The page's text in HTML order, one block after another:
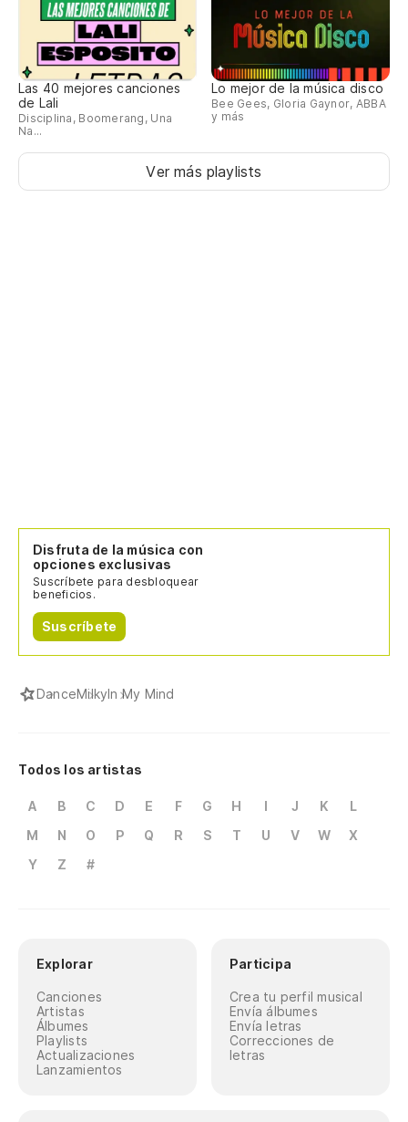
Las 40 mejores canciones
de Lali
Disciplina, Boomerang, Una
Na...
Lo mejor de la música disco
Bee Gees, Gloria Gaynor, ABBA
y más
Ver más playlists
Disfruta de la música con
opciones exclusivas
Suscríbete para desbloquear
beneficios.
Suscríbete
DanceMilkyIn My Mind
Todos los artistas
A B C D E F G H I J K
L
M
N O P Q R S T U V W
X
Y
Z #
Explorar
Canciones
Artistas
Álbumes
Playlists
Actualizaciones
Lanzamientos
Participa
Crea tu perfil musical
Envía álbumes
Envía letras
Correcciones de
letras